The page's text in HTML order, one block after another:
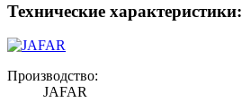
Технические характеристики:
Производство:
JAFAR